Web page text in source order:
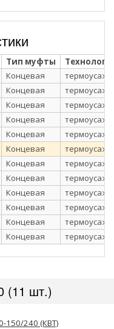
Тип муфты
Концевая
Концевая
Концевая
Концевая
Концевая
Концевая
Концевая
Концевая
Концевая
Концевая
Концевая
Концевая
(11 шт.)
150/240 (КВТ)